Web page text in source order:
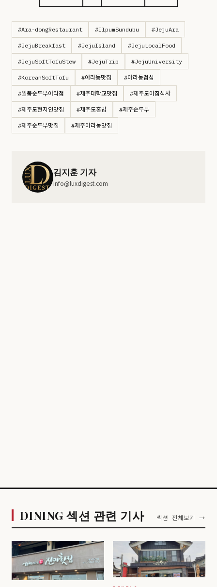
#Ara-dongRestaurant #IlpumSundubu #JejuAra
#JejuBreakfast #JejuIsland #JejuLocalFood
#JejuSoftTofuStew #JejuTrip #JejuUniversity
#KoreanSoftTofu #아라동맛집 #아라동점심
#일품순두부아라점 #제주대학교맛집 #제주도아침식사
#제주도현지인맛집 #제주도혼밥 #제주순두부
#제주순두부맛집 #제주아라동맛집
김지훈 기자
info@luxdigest.com
DINING 섹션 관련 기사 섹션 전체보기 →